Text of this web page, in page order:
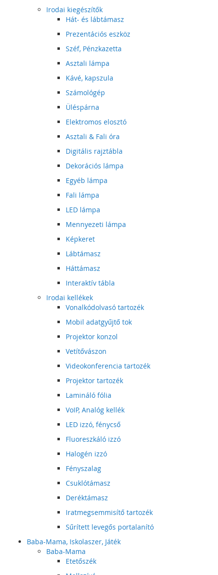
Irodai kiegészítők
Hát- és lábtámasz
Prezentációs eszköz
Széf, Pénzkazetta
Asztali lámpa
Kávé, kapszula
Számológép
Üléspárna
Elektromos elosztó
Asztali & Fali óra
Digitális rajztábla
Dekorációs lámpa
Egyéb lámpa
Fali lámpa
LED lámpa
Mennyezeti lámpa
Képkeret
Lábtámasz
Háttámasz
Interaktív tábla
Irodai kellékek
Vonalkódolvasó tartozék
Mobil adatgyűjtő tok
Projektor konzol
Vetítővászon
Videokonferencia tartozék
Projektor tartozék
Lamináló fólia
VoIP, Analóg kellék
LED izzó, fénycső
Fluoreszkáló izzó
Halogén izzó
Fényszalag
Csuklótámasz
Deréktámasz
Iratmegsemmisítő tartozék
Sűrített levegős portalanító
Baba-Mama, Iskolaszer, Játék
Baba-Mama
Etetőszék